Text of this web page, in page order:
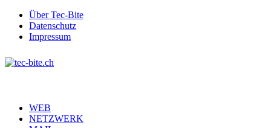
Über Tec-Bite
Datenschutz
Impressum
WEB
NETZWERK